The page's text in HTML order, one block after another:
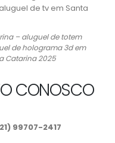
– aluguel de totem
de holograma 3d em
Catarina 2025
CONOSCO
99707-2417